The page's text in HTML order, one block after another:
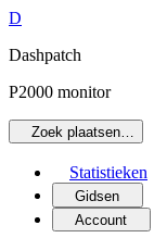
D
Dashpatch
P2000 monitor
Zoek plaatsen…
Statistieken
Gidsen
Account